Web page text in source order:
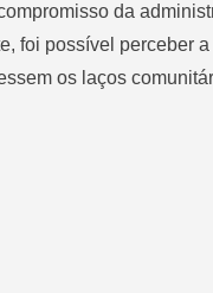
da
foi possível perceber
os laços